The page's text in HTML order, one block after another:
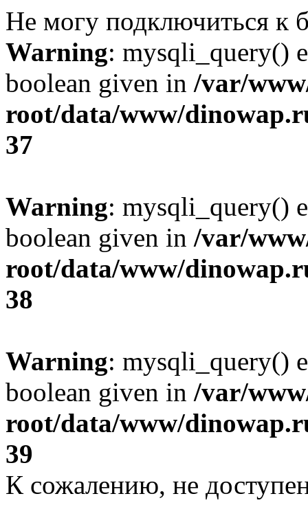
Не могу подключиться к
Warning: mysqli_query()
boolean given in /var/
root/data/www/
37
Warning: mysqli_query()
boolean given in /var/
root/data/www/
38
Warning: mysqli_query()
boolean given in /var/
root/data/www/
39
К сожалению, не